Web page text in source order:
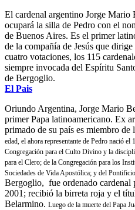
El cardenal argentino Jorge Mario
ocupará la silla de Pedro con el
de Buenos Aires. Es el primer
de la compañía de Jesús que
cuatro votaciones, los 115
siempre invocada del Espíritu
de Bergoglio.
El Pais
Oriundo Argentina, Jorge Mario
primer Papa latinoamericano. Ex
primado de su país es miembro de
edad, el ahora representante de Pedro nació el
Congregación para el Culto Divino y la
para el Clero; de la Congregación para los
Sociedades de Vida Apostólica; y del
Bergoglio, fue ordenado cardenal
2001; recibió la birreta roja y el
Belarmino. Luego de la muerte del Papa